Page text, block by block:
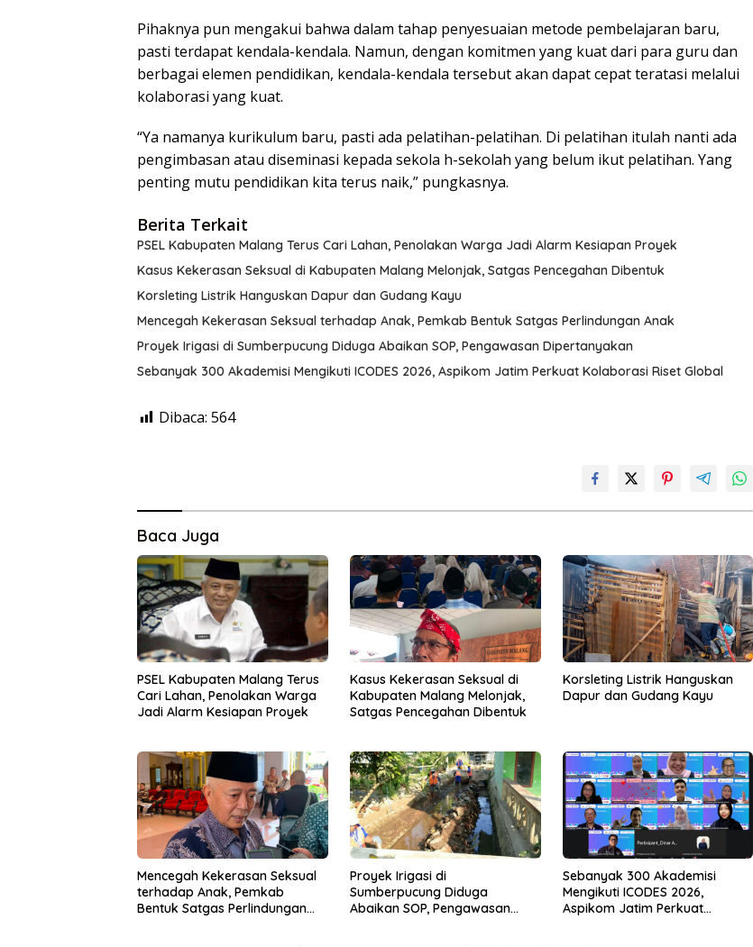
Pihaknya pun mengakui bahwa dalam tahap penyesuaian metode pembelajaran baru,
pasti terdapat kendala-kendala. Namun, dengan komitmen yang kuat dari para guru dan
berbagai elemen pendidikan, kendala-kendala tersebut akan dapat cepat teratasi melalui
kolaborasi yang kuat.
“Ya namanya kurikulum baru, pasti ada pelatihan-pelatihan. Di pelatihan itulah nanti ada
pengimbasan atau diseminasi kepada sekola h-sekolah yang belum ikut pelatihan. Yang
penting mutu pendidikan kita terus naik,” pungkasnya.
Berita Terkait
PSEL Kabupaten Malang Terus Cari Lahan, Penolakan Warga Jadi Alarm Kesiapan Proyek
Kasus Kekerasan Seksual di Kabupaten Malang Melonjak, Satgas Pencegahan Dibentuk
Korsleting Listrik Hanguskan Dapur dan Gudang Kayu
Mencegah Kekerasan Seksual terhadap Anak, Pemkab Bentuk Satgas Perlindungan Anak
Proyek Irigasi di Sumberpucung Diduga Abaikan SOP, Pengawasan Dipertanyakan
Sebanyak 300 Akademisi Mengikuti ICODES 2026, Aspikom Jatim Perkuat Kolaborasi Riset Global
Dibaca: 564
Baca Juga
PSEL Kabupaten Malang Terus
Cari Lahan, Penolakan Warga
Jadi Alarm Kesiapan Proyek
Kasus Kekerasan Seksual di
Kabupaten Malang Melonjak,
Satgas Pencegahan Dibentuk
Korsleting Listrik Hanguskan
Dapur dan Gudang Kayu
Mencegah Kekerasan Seksual
terhadap Anak, Pemkab
Bentuk Satgas Perlindungan
Proyek Irigasi di
Sumberpucung Diduga
Abaikan SOP, Pengawasan
Sebanyak 300 Akademisi
Mengikuti ICODES 2026,
Aspikom Jatim Perkuat